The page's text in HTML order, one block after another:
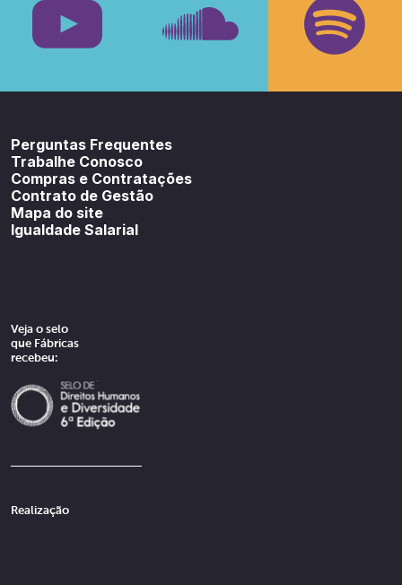
Perguntas Frequentes
Trabalhe Conosco
Compras e Contratações
Contrato de Gestão
Mapa do site
Igualdade Salarial
Veja o selo
que Fábricas
recebeu:
Realização